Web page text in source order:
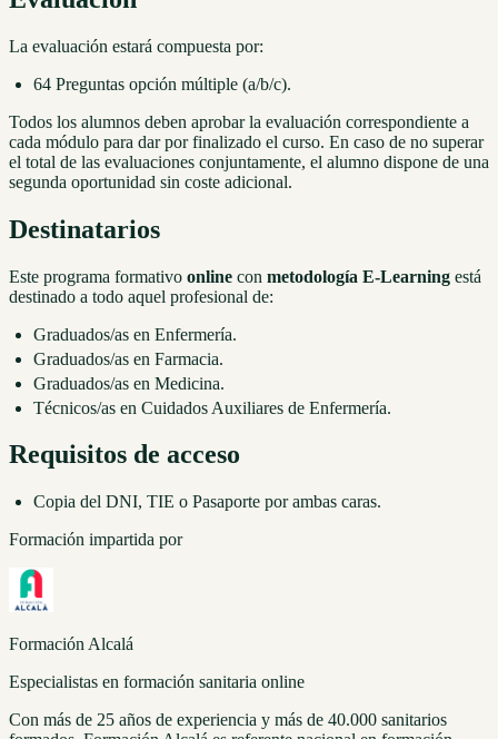
La evaluación estará compuesta por:
64 Preguntas opción múltiple (a/b/c).
Todos los alumnos deben aprobar la evaluación correspondiente a
cada módulo para dar por finalizado el curso. En caso de no superar
el total de las evaluaciones conjuntamente, el alumno dispone de una
segunda oportunidad sin coste adicional.
Destinatarios
Este programa formativo online con metodología E-Learning está
destinado a todo aquel profesional de:
Graduados/as en Enfermería.
Graduados/as en Farmacia.
Graduados/as en Medicina.
Técnicos/as en Cuidados Auxiliares de Enfermería.
Requisitos de acceso
Copia del DNI, TIE o Pasaporte por ambas caras.
Formación impartida por
Formación Alcalá
Especialistas en formación sanitaria online
Con más de 25 años de experiencia y más de 40.000 sanitarios